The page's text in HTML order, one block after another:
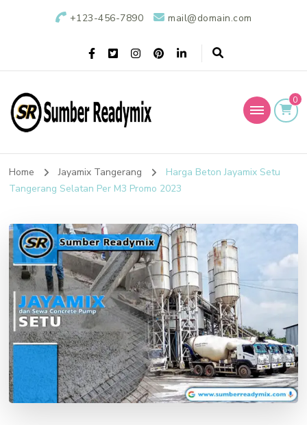
+123-456-7890 mail@domain.com
Sumber Readymix
0
Home Jayamix Tangerang
Harga Beton Jayamix Setu
Tangerang Selatan Per M3 Promo 2023